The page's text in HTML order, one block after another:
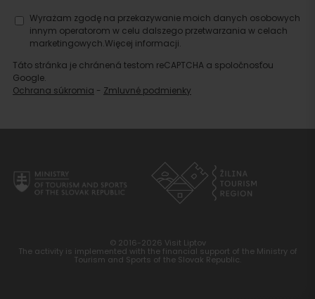
Wyrażam zgodę na przekazywanie moich danych osobowych
innym operatorom w celu dalszego przetwarzania w celach
marketingowych.Więcej informacji.
Táto stránka je chránená testom reCAPTCHA a spoločnosťou
Google.
Ochrana súkromia - Zmluvné podmienky
© 2016-2026 Visit Liptov
The activity is implemented with the financial support of the Ministry of
Tourism and Sports of the Slovak Republic.